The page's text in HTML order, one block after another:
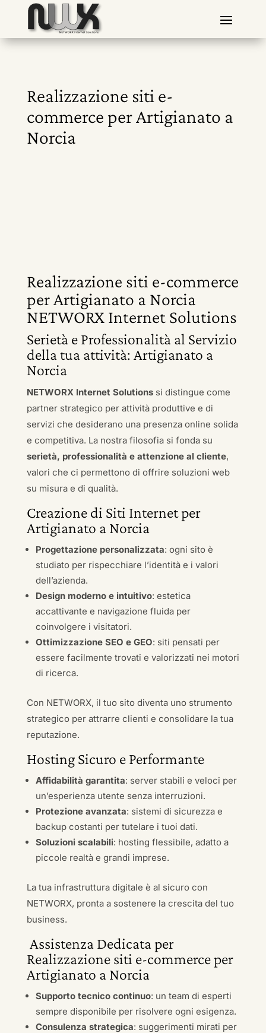
Realizzazione siti e-
commerce per Artigianato a
Norcia
Realizzazione siti e-commerce
per Artigianato a Norcia
NETWORX Internet Solutions
Serietà e Professionalità al Servizio
della tua attività: Artigianato a
Norcia
NETWORX Internet Solutionssi distingue come
partner strategico per attività produttive e di
servizi che desiderano una presenza online solida
e competitiva. La nostra filosofia si fonda su
serietà, professionalità e attenzione al cliente,
valori che ci permettono di offrire soluzioni web
su misura e di qualità.
Creazione di Siti Internet per
Artigianato a Norcia
Progettazione personalizzata: ogni sito è
studiato per rispecchiare l’identità e i valori
dell’azienda.
Design moderno e intuitivo: estetica
accattivante e navigazione fluida per
coinvolgere i visitatori.
Ottimizzazione SEO e GEO: siti pensati per
essere facilmente trovati e valorizzati nei motori
di ricerca.
Con NETWORX, il tuo sito diventa uno strumento
strategico per attrarre clienti e consolidare la tua
reputazione.
Hosting Sicuro e Performante
Affidabilità garantita: server stabili e veloci per
un’esperienza utente senza interruzioni.
Protezione avanzata: sistemi di sicurezza e
backup costanti per tutelare i tuoi dati.
Soluzioni scalabili: hosting flessibile, adatto a
piccole realtà e grandi imprese.
La tua infrastruttura digitale è al sicuro con
NETWORX, pronta a sostenere la crescita del tuo
business.
Assistenza Dedicata per
Realizzazione siti e-commerce per
Artigianato a Norcia
Supporto tecnico continuo: un team di esperti
sempre disponibile per risolvere ogni esigenza.
Consulenza strategica: suggerimenti mirati per